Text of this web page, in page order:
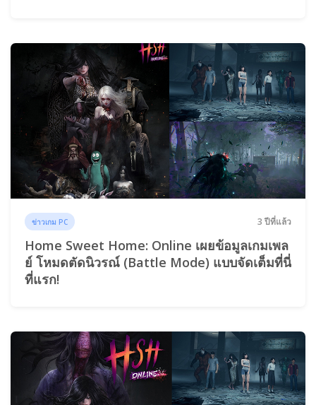
ข่าวเกม PC 3 ปีที่แล้ว
Home Sweet Home: Online เผยข้อมูลเกมเพล
ย์ โหมดตัดนิวรณ์ (Battle Mode) แบบจัดเต็มที่นี่
ที่แรก!